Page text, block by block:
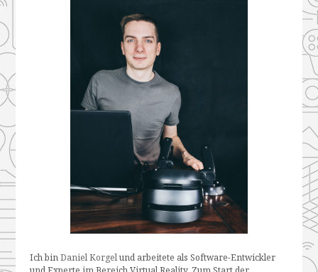
Ich binDaniel Korgelund arbeitete als Software-Entwickler